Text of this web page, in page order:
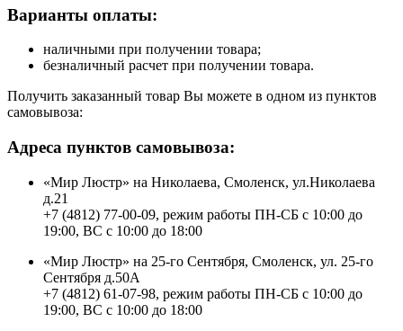
Варианты оплаты:
наличными при получении товара;
безналичный расчет при получении товара.
Получить заказанный товар Вы можете в одном из пунктов
самовывоза:
Адреса пунктов самовывоза:
«Мир Люстр» на Николаева, Смоленск, ул.Николаева
д.21
+7 (4812) 77-00-09, режим работы ПН-СБ с 10:00 до
19:00, ВС с 10:00 до 18:00
«Мир Люстр» на 25-го Сентября, Смоленск, ул. 25-го
Сентября д.50А
+7 (4812) 61-07-98, режим работы ПН-СБ с 10:00 до
19:00, ВС с 10:00 до 18:00